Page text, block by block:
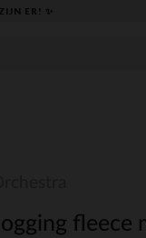
ER! ✨
fleece